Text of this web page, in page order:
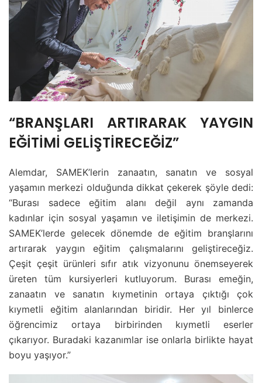
“BRANŞLARI ARTIRARAK YAYGIN
EĞİTİMİ GELİŞTİRECEĞİZ”
Alemdar, SAMEK’lerin zanaatın, sanatın ve sosyal
yaşamın merkezi olduğunda dikkat çekerek şöyle dedi:
“Burası sadece eğitim alanı değil aynı zamanda
kadınlar için sosyal yaşamın ve iletişimin de merkezi.
SAMEK’lerde gelecek dönemde de eğitim branşlarını
artırarak yaygın eğitim çalışmalarını geliştireceğiz.
Çeşit çeşit ürünleri sıfır atık vizyonunu önemseyerek
üreten tüm kursiyerleri kutluyorum. Burası emeğin,
zanaatın ve sanatın kıymetinin ortaya çıktığı çok
kıymetli eğitim alanlarından biridir. Her yıl binlerce
öğrencimiz ortaya birbirinden kıymetli eserler
çıkarıyor. Buradaki kazanımlar ise onlarla birlikte hayat
boyu yaşıyor.”